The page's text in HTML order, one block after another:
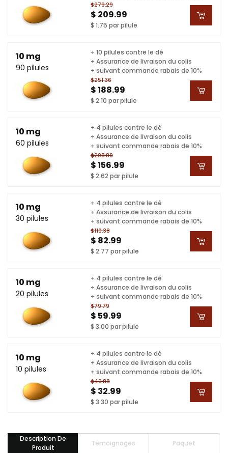
$279.29
$ 209.99
$ 1.75 par pilule
10 mg
90 pilules
$251.36
$ 188.99
$ 2.10 par pilule
+ 10 pilules contre le dé
+ Assurance de livraison du colis
+ suivant commande rabais de 10%
10 mg
60 pilules
$208.80
$ 156.99
$ 2.62 par pilule
+ 4 pilules contre le dé
+ Assurance de livraison du colis
+ suivant commande rabais de 10%
10 mg
30 pilules
$110.38
$ 82.99
$ 2.77 par pilule
+ 4 pilules contre le dé
+ Assurance de livraison du colis
+ suivant commande rabais de 10%
10 mg
20 pilules
$79.79
$ 59.99
$ 3.00 par pilule
+ 4 pilules contre le dé
+ Assurance de livraison du colis
+ suivant commande rabais de 10%
10 mg
10 pilules
$43.88
$ 32.99
$ 3.30 par pilule
+ 4 pilules contre le dé
+ Assurance de livraison du colis
+ suivant commande rabais de 10%
Description De
Produit
Témoignages Paquet